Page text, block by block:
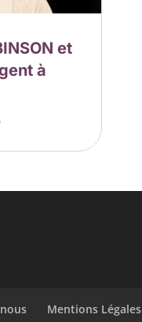
et
à
Mentions Légales